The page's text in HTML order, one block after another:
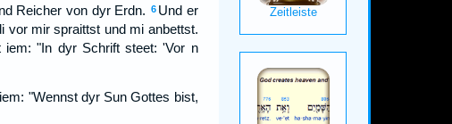
Reicher von dyr Erdn. 6 Und er
vor mir spraittst und mi anbettst.
iem: "In dyr Schrift steet: 'Vor n
"Wennst dyr Sun Gottes bist,